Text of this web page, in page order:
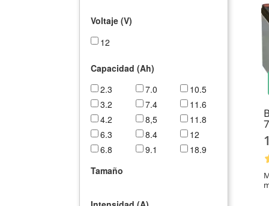
Voltaje (V)
12
Capacidad (Ah)
2.3
3.2
4.2
6.3
6.8
7.0
7.4
8,5
8.4
9.1
10.5
11.6
11.8
12
18.9
Tamaño